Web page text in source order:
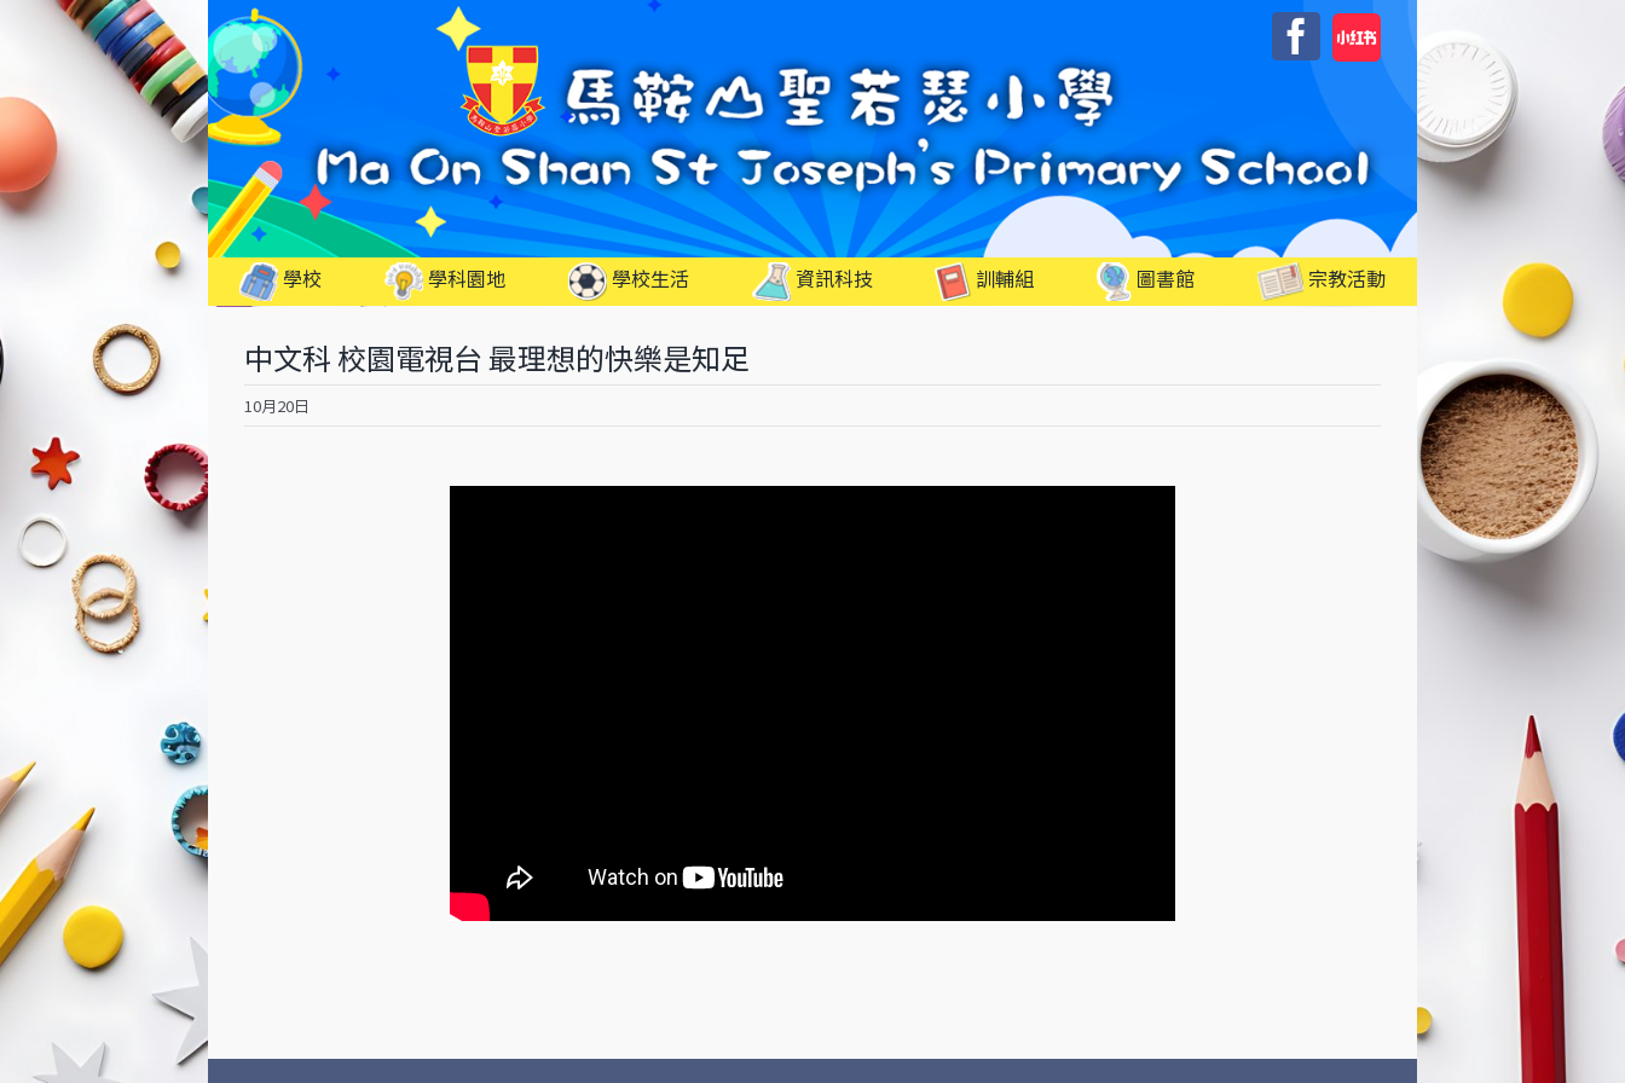
Facebook
自
訂
學校 學科園地 學校生活 資訊科技 訓輔組 圖書館 宗教活動
中文科 校園電視台 最理想的快樂是知足
10月20日